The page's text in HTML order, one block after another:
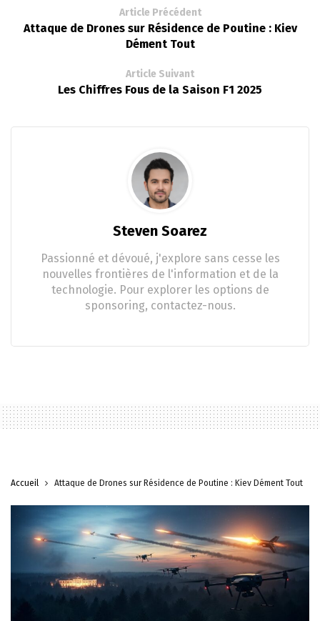
Article Précédent
Attaque de Drones sur Résidence de Poutine : Kiev
Dément Tout
Article Suivant
Les Chiffres Fous de la Saison F1 2025
Steven Soarez
Passionné et dévoué, j'explore sans cesse les
nouvelles frontières de l'information et de la
technologie. Pour explorer les options de
sponsoring, contactez-nous.
Accueil Attaque de Drones sur Résidence de Poutine : Kiev Dément Tout